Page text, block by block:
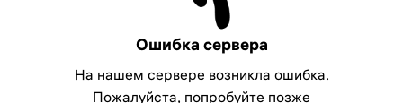
Ошибка сервера
На нашем сервере возникла ошибка.
Пожалуйста, попробуйте позже